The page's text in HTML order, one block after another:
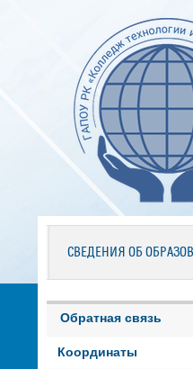
СВЕДЕНИЯ ОБ
Обратная связь
Координаты